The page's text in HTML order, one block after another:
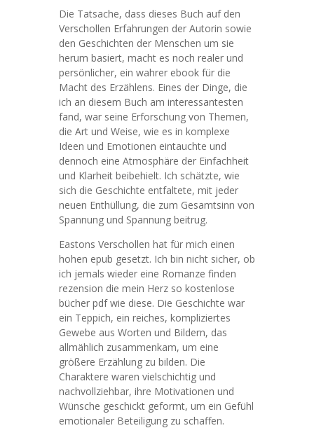
Die Tatsache, dass dieses Buch auf den
Verschollen Erfahrungen der Autorin sowie
den Geschichten der Menschen um sie
herum basiert, macht es noch realer und
persönlicher, ein wahrer ebook für die
Macht des Erzählens. Eines der Dinge, die
ich an diesem Buch am interessantesten
fand, war seine Erforschung von Themen,
die Art und Weise, wie es in komplexe
Ideen und Emotionen eintauchte und
dennoch eine Atmosphäre der Einfachheit
und Klarheit beibehielt. Ich schätzte, wie
sich die Geschichte entfaltete, mit jeder
neuen Enthüllung, die zum Gesamtsinn von
Spannung und Spannung beitrug.
Eastons Verschollen hat für mich einen
hohen epub gesetzt. Ich bin nicht sicher, ob
ich jemals wieder eine Romanze finden
rezension die mein Herz so kostenlose
bücher pdf wie diese. Die Geschichte war
ein Teppich, ein reiches, kompliziertes
Gewebe aus Worten und Bildern, das
allmählich zusammenkam, um eine
größere Erzählung zu bilden. Die
Charaktere waren vielschichtig und
nachvollziehbar, ihre Motivationen und
Wünsche geschickt geformt, um ein Gefühl
emotionaler Beteiligung zu schaffen.